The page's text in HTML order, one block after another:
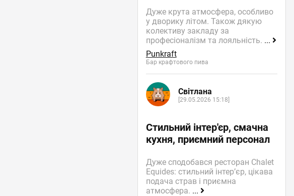
Дуже крута атмосфера, особливо
у дворику літом. Також дякую
колективу закладу за
професіоналізм та лояльність. ...
Punkraft
Бар крафтового пива
Світлана
[29.05.2026 15:18]
Стильний інтер'єр, смачна
кухня, приємний персонал
Дуже сподобався ресторан Chalet
Equides: стильний інтер’єр, цікава
подача страв і приємна
атмосфера. ...